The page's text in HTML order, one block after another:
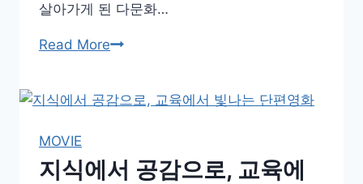
살아가게 된 다문화…
Read More영
편
꾸
MOVIE
지식에서 공감으로, 교육에